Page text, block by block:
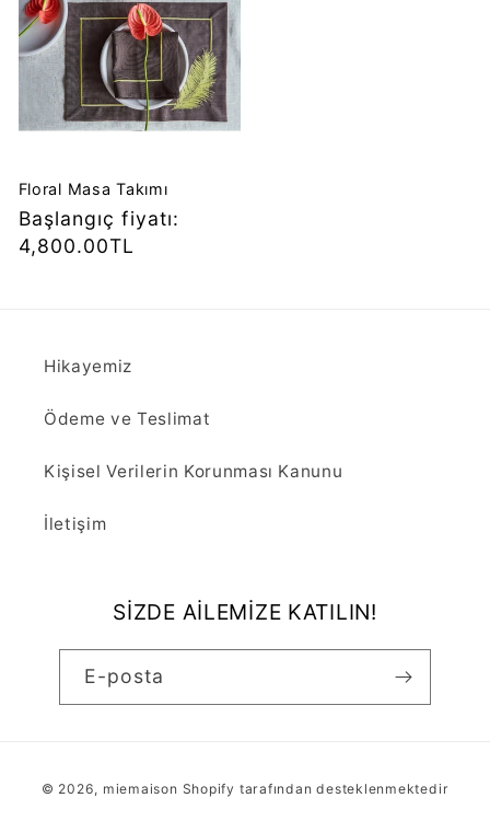
Floral Masa Takımı
Normal
fiyat
Başlangıç fiyatı:
4,800.00TL
Hikayemiz
Ödeme ve Teslimat
Kişisel Verilerin Korunması Kanunu
İletişim
SİZDE AİLEMİZE KATILIN!
E-posta
© 2026, miemaison Shopify tarafından desteklenmektedir